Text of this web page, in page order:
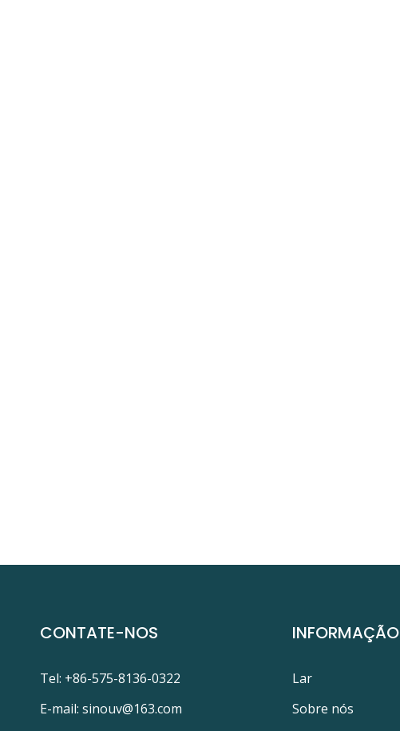
CONTATE-NOS
Tel: +86-575-8136-0322
E-mail: sinouv@163.com
INFORMAÇÃO
Lar
Sobre nós